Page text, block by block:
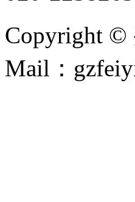
Copyright ©
Mail：